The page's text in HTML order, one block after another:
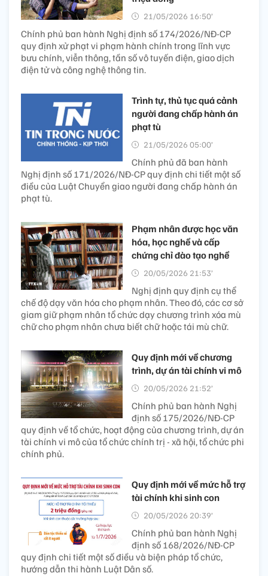
21/05/2026 16:50’
Chính phủ ban hành Nghị định số 174/2026/NĐ-CP
quy định xử phạt vi phạm hành chính trong lĩnh vực
bưu chính, viễn thông, tần số vô tuyến điện, giao dịch
điện tử và công nghệ thông tin.
Trình tự, thủ tục quá cảnh
người đang chấp hành án
phạt tù
21/05/2026 05:00’
Chính phủ đã ban hành
Nghị định số 171/2026/NĐ-CP quy định chi tiết một số
điều của Luật Chuyển giao người đang chấp hành án
phạt tù.
Phạm nhân được học văn
hóa, học nghề và cấp
chứng chỉ đào tạo nghề
20/05/2026 21:53’
Nghị định quy định cụ thể
chế độ dạy văn hóa cho phạm nhân. Theo đó, các cơ sở
giam giữ phạm nhân tổ chức dạy chương trình xóa mù
chữ cho phạm nhân chưa biết chữ hoặc tái mù chữ.
Quy định mới về chương
trình, dự án tài chính vi mô
20/05/2026 21:52’
Chính phủ ban hành Nghị
định số 175/2026/NĐ-CP
quy định về tổ chức, hoạt động của chương trình, dự án
tài chính vi mô của tổ chức chính trị - xã hội, tổ chức phi
chính phủ.
Quy định mới về mức hỗ trợ
tài chính khi sinh con
20/05/2026 20:39’
Chính phủ ban hành Nghị
định số 168/2026/NĐ-CP
quy định chi tiết một số điều và biện pháp tổ chức,
hướng dẫn thi hành Luật Dân số.